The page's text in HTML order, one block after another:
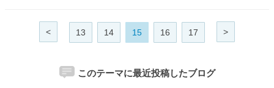
< 13 14 15 16 17 >
このテーマに最近投稿したブログ